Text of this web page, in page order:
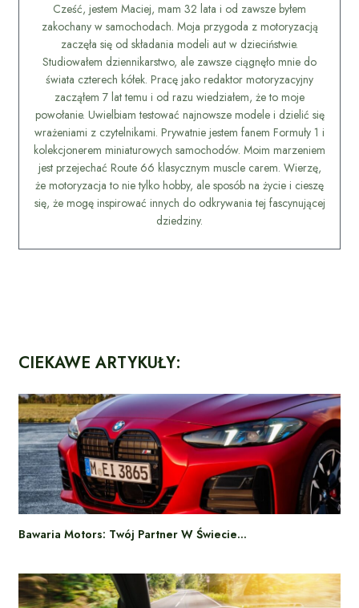
Cześć, jestem Maciej, mam 32 lata i od zawsze byłem
zakochany w samochodach. Moja przygoda z motoryzacją
zaczęła się od składania modeli aut w dzieciństwie.
Studiowałem dziennikarstwo, ale zawsze ciągnęło mnie do
świata czterech kółek. Pracę jako redaktor motoryzacyjny
zacząłem 7 lat temu i od razu wiedziałem, że to moje
powołanie. Uwielbiam testować najnowsze modele i dzielić się
wrażeniami z czytelnikami. Prywatnie jestem fanem Formuły 1 i
kolekcjonerem miniaturowych samochodów. Moim marzeniem
jest przejechać Route 66 klasycznym muscle carem. Wierzę,
że motoryzacja to nie tylko hobby, ale sposób na życie i cieszę
się, że mogę inspirować innych do odkrywania tej fascynującej
dziedziny.
CIEKAWE ARTYKUŁY:
Bawaria Motors: Twój Partner W Świecie…